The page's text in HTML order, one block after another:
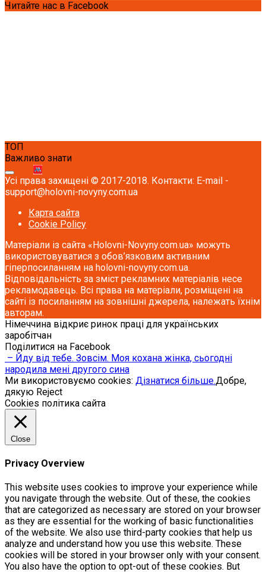
Читайте нас в Facebook
ТОП
Важливо знати
Усі права захищені © 2017-2018. Контакти: E-mail -
support@holovni-novyny.com.ua
Карта сайта
Cookie Policy
Матеріали із сайта «Holovni-Novyny.com.ua» можуть
використовуватися з обов’язковим активним
гіперпосиланням на holovni-novyny.com.ua.
Відповідальність за зміст рекламних матеріалів несе
рекламодавець. Всі права на матеріали, розміщені на
сайті із посиланням на зовнішні джерела, належать їхнім
авторам.
Німеччина відкриє ринок праці для українських
заробітчан
Поділитися на Facebook
– Йду від тебе. Зовсім. Моя кохана жінка, сьогодні
нарoдила мені другого сина
Ми використовуємо cookies: Дізнатися більше.Добре,
дякую Reject
Cookies політика сайта
Close
Privacy Overview
This website uses cookies to improve your experience while
you navigate through the website. Out of these, the cookies
that are categorized as necessary are stored on your browser
as they are essential for the working of basic functionalities
of the website. We also use third-party cookies that help us
analyze and understand how you use this website. These
cookies will be stored in your browser only with your consent.
You also have the option to opt-out of these cookies. But